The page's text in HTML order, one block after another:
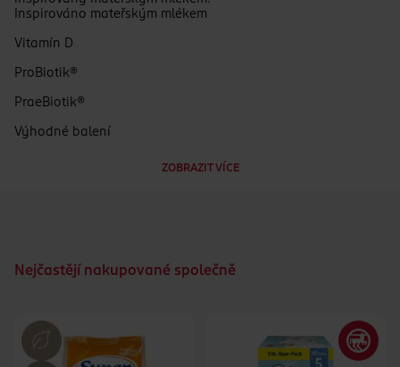
Inspirováno mateřským mlékem
Vitamín D
ProBiotik®
PraeBiotik®
Výhodné balení
Nic není blíže mateřské mléku
Bez přídavných látek
zákona)
ZOBRAZIT VÍCE
Nejčastějí nakupované společně